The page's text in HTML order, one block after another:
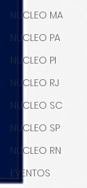
NUCLEO MA
NUCLEO PA
NUCLEO PI
NUCLEO RJ
NUCLEO SC
NUCLEO SP
NUCLEO RN
EVENTOS